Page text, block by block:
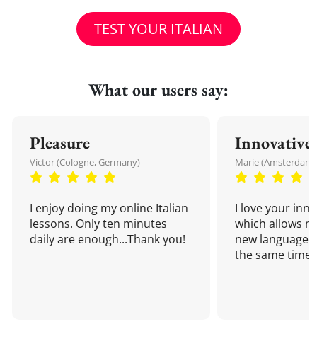
TEST YOUR ITALIAN
What our users say:
Pleasure
Victor (Cologne, Germany)
I enjoy doing my online Italian
lessons. Only ten minutes
daily are enough...Thank you!
Innovative
Marie
I love your
which allows
new language
the same time!